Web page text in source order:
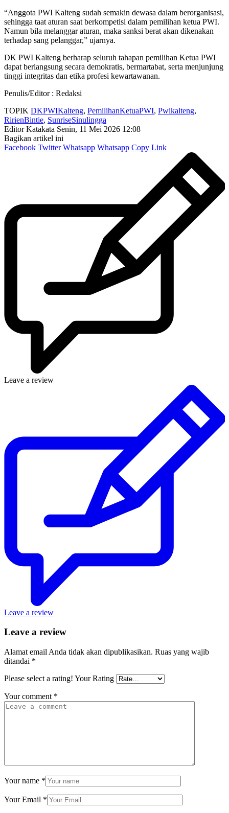
“Anggota PWI Kalteng sudah semakin dewasa dalam berorganisasi,
sehingga taat aturan saat berkompetisi dalam pemilihan ketua PWI.
Namun bila melanggar aturan, maka sanksi berat akan dikenakan
terhadap sang pelanggar,” ujarnya.
DK PWI Kalteng berharap seluruh tahapan pemilihan Ketua PWI
dapat berlangsung secara demokratis, bermartabat, serta menjunjung
tinggi integritas dan etika profesi kewartawanan.
Penulis/Editor : Redaksi
TOPIK DKPWIKalteng, PemilihanKetuaPWI, Pwikalteng,
RirienBintie, SunriseSinulingga
Editor Katakata Senin, 11 Mei 2026 12:08
Bagikan artikel ini
Facebook Twitter Whatsapp Whatsapp Copy Link
Leave a review
Leave a review
Leave a review
Alamat email Anda tidak akan dipublikasikan. Ruas yang wajib
ditandai *
Please select a rating! Your Rating
Your comment *
Your name *
Your Email *